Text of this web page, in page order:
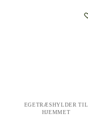
EGETRÆSHYLDER TIL
HJEMMET